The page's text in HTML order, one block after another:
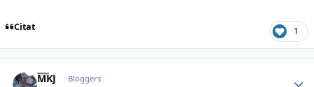
Citat 1
MKJ Bloggers